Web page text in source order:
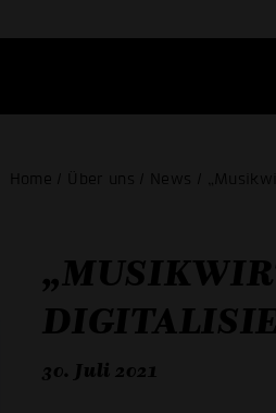
Home / Über uns / News /
30. Juli 2021